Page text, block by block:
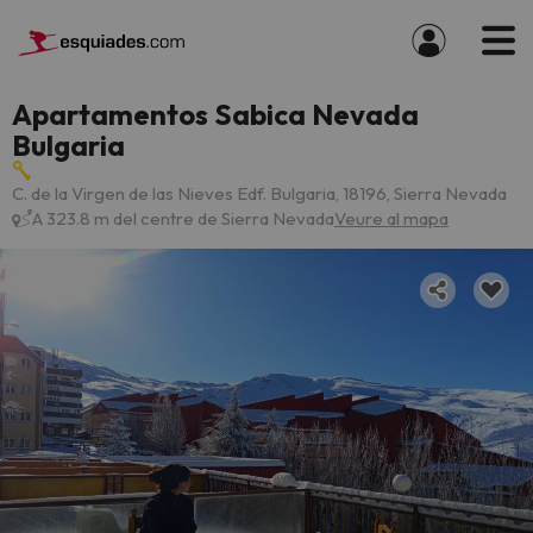
Apartamentos Sabica Nevada
Bulgaria
C. de la Virgen de las Nieves Edf. Bulgaria, 18196, Sierra Nevada
A 323.8 m del centre de Sierra NevadaVeure al mapa